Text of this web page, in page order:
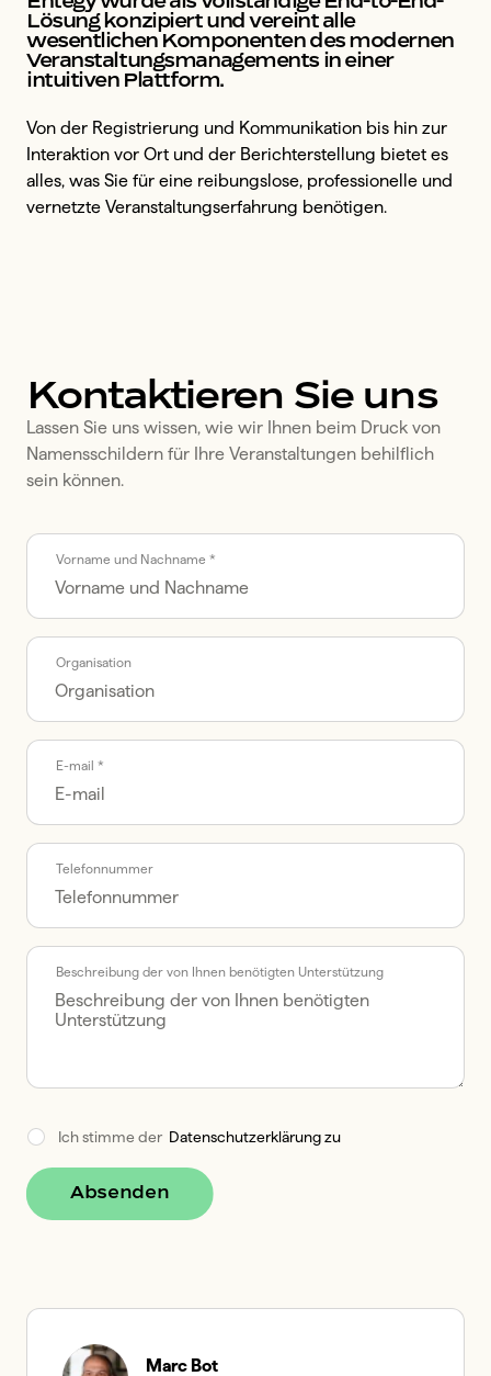
Lösung konzipiert und vereint alle
wesentlichen Komponenten des modernen
Veranstaltungsmanagements in einer
intuitiven Plattform.
Von der Registrierung und Kommunikation bis hin zur
Interaktion vor Ort und der Berichterstellung bietet es
alles, was Sie für eine reibungslose, professionelle und
vernetzte Veranstaltungserfahrung benötigen.
Kontaktieren Sie uns
Lassen Sie uns wissen, wie wir Ihnen beim Druck von
Namensschildern für Ihre Veranstaltungen behilflich
sein können.
Call me back by fax
Vorname und Nachname *
Organisation
E-mail *
Telefonnummer
Beschreibung der von Ihnen benötigten Unterstützung
Ich stimme der Datenschutzerklärung zu
Absenden
Marc Bot